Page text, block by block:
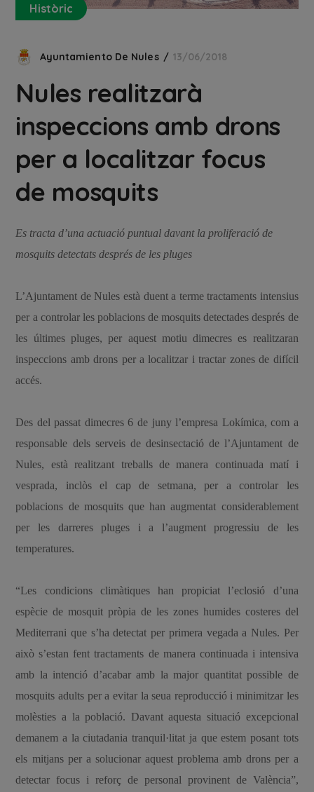
Històric
Ayuntamiento De Nules 13/06/2018
Nules realitzarà
inspeccions amb drons
per a localitzar focus
de mosquits
Es tracta d’una actuació puntual davant la proliferació de
mosquits detectats després de les pluges
L’Ajuntament de Nules està duent a terme tractaments intensius
per a controlar les poblacions de mosquits detectades després de
les últimes pluges, per aquest motiu dimecres es realitzaran
inspeccions amb drons per a localitzar i tractar zones de difícil
accés.
Des del passat dimecres 6 de juny l’empresa Lokímica, com a
responsable dels serveis de desinsectació de l’Ajuntament de
Nules, està realitzant treballs de manera continuada matí i
vesprada, inclòs el cap de setmana, per a controlar les
poblacions de mosquits que han augmentat considerablement
per les darreres pluges i a l’augment progressiu de les
temperatures.
“Les condicions climàtiques han propiciat l’eclosió d’una
espècie de mosquit pròpia de les zones humides costeres del
Mediterrani que s’ha detectat per primera vegada a Nules. Per
això s’estan fent tractaments de manera continuada i intensiva
amb la intenció d’acabar amb la major quantitat possible de
mosquits adults per a evitar la seua reproducció i minimitzar les
molèsties a la població. Davant aquesta situació excepcional
demanem a la ciutadania tranquil·litat ja que estem posant tots
els mitjans per a solucionar aquest problema amb drons per a
detectar focus i reforç de personal provinent de València”,